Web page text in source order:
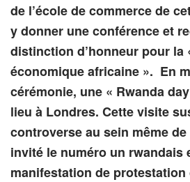
de l’école de commerce de
y donner une conférence et
distinction d’honneur pour la
économique africaine ». En
cérémonie, une « Rwanda
lieu à Londres. Cette visite
controverse au sein même
invité le numéro un rwandais
manifestation de